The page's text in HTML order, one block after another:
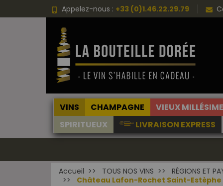
Appelez-nous : +33 (0)1.46.22.29.79
VINS CHAMPAGNE VIEUX
SPIRITUEUX
LIVRAISON EXPRESS
Accueil TOUS NOS VINS RÉGIONS ET
Château Lafon-Rochet Saint-Estèphe